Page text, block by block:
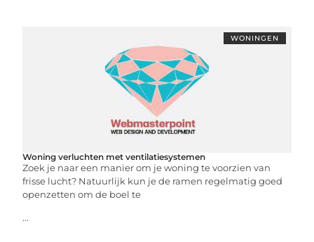
WONINGEN
Woning verluchten met ventilatiesystemen
Zoek je naar een manier om je woning te voorzien van
frisse lucht? Natuurlijk kun je de ramen regelmatig goed
openzetten om de boel te
...